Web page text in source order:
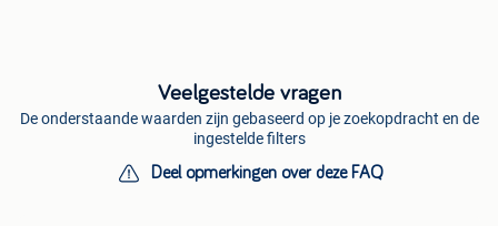
Veelgestelde vragen
De onderstaande waarden zijn gebaseerd op je zoekopdracht en de
ingestelde filters
Deel opmerkingen over deze FAQ